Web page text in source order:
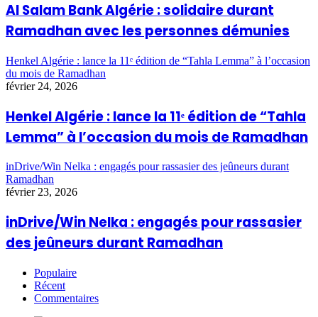
Al Salam Bank Algérie : solidaire durant
Ramadhan avec les personnes démunies
Henkel Algérie : lance la 11ᵉ édition de “Tahla Lemma” à l’occasion
du mois de Ramadhan
février 24, 2026
Henkel Algérie : lance la 11ᵉ édition de “Tahla
Lemma” à l’occasion du mois de Ramadhan
inDrive/Win Nelka : engagés pour rassasier des jeûneurs durant
Ramadhan
février 23, 2026
inDrive/Win Nelka : engagés pour rassasier
des jeûneurs durant Ramadhan
Populaire
Récent
Commentaires